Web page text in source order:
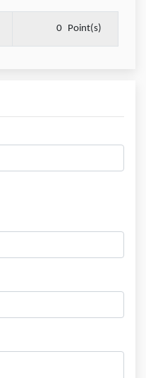
0 Point(s)